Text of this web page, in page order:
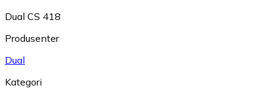
Dual CS 418
Produsenter
Dual
Kategori